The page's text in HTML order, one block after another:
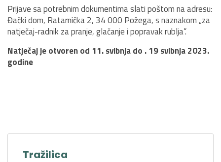
Prijave sa potrebnim dokumentima slati poštom na adresu:
Đački dom, Ratarnička 2, 34 000 Požega, s naznakom „za
natječaj-radnik za pranje, glačanje i popravak rublja“.
Natječaj je otvoren od 11. svibnja do . 19 svibnja 2023.
godine
Tražilica